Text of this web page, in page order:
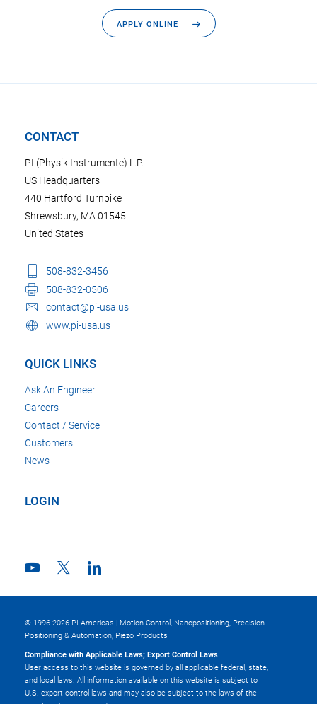
APPLY ONLINE
CONTACT
PI (Physik Instrumente) L.P.
US Headquarters
440 Hartford Turnpike
Shrewsbury, MA 01545
United States
508-832-3456
508-832-0506
contact@pi-usa.us
www.pi-usa.us
QUICK LINKS
Ask An Engineer
Careers
Contact / Service
Customers
News
LOGIN
© 1996-2026 PI Americas | Motion Control, Nanopositioning, Precision
Positioning & Automation, Piezo Products
Compliance with Applicable Laws; Export Control Laws
User access to this website is governed by all applicable federal, state,
and local laws. All information available on this website is subject to
U.S. export control laws and may also be subject to the laws of the